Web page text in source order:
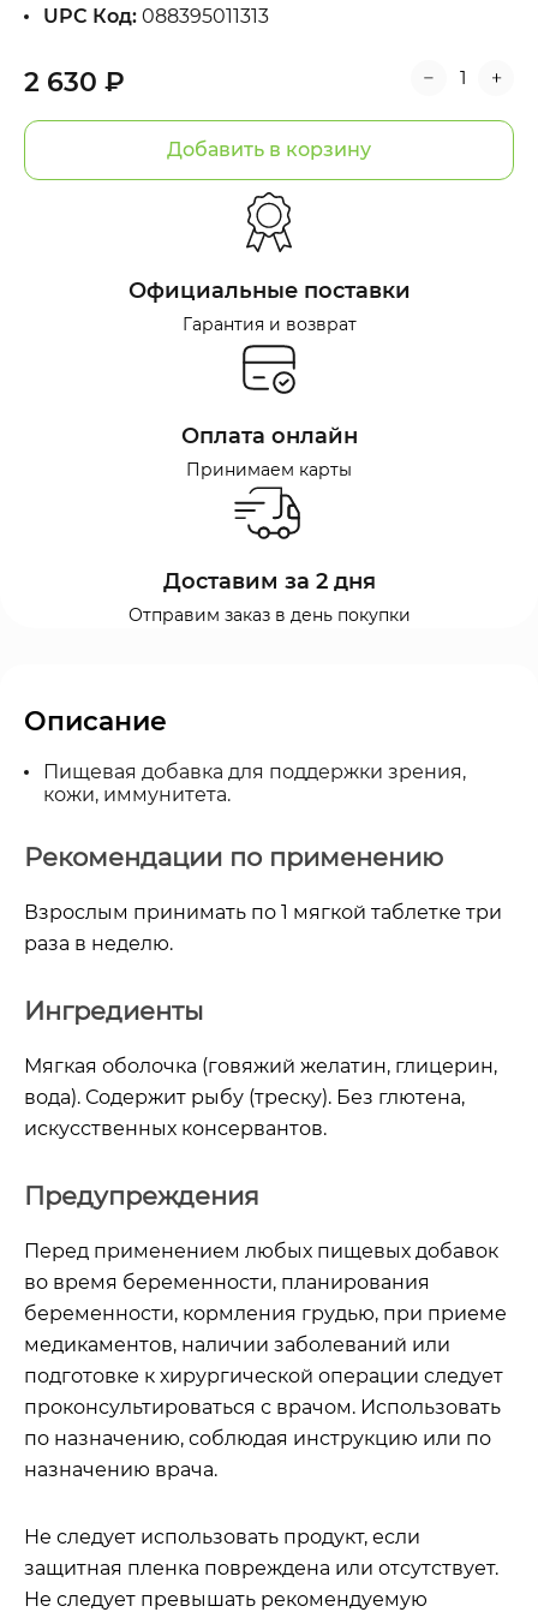
2 630 ₽
Добавить в корзину
UPC Код: 088395011313
Официальные поставки
Гарантия и возврат
Оплата онлайн
Принимаем карты
Доставим за 2 дня
Отправим заказ в день покупки
Описание
Пищевая добавка для поддержки зрения,
кожи, иммунитета.
Рекомендации по применению
Взрослым принимать по 1 мягкой таблетке три
раза в неделю.
Ингредиенты
Мягкая оболочка (говяжий желатин, глицерин,
вода). Содержит рыбу (треску). Без глютена,
искусственных консервантов.
Предупреждения
Перед применением любых пищевых добавок
во время беременности, планирования
беременности, кормления грудью, при приеме
медикаментов, наличии заболеваний или
подготовке к хирургической операции следует
проконсультироваться с врачом. Использовать
по назначению, соблюдая инструкцию или по
назначению врача.
Не следует использовать продукт, если
защитная пленка повреждена или отсутствует.
Не следует превышать рекомендуемую